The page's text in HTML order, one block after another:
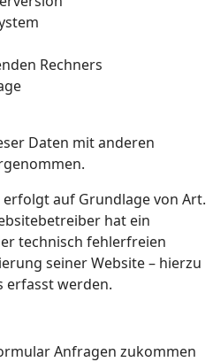
Rechners
Daten mit anderen
auf Grundlage von Art.
hat ein
technisch fehlerfreien
seiner Website – hierzu
erfasst werden.
Anfragen zukommen